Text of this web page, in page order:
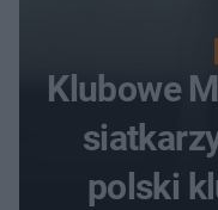
Klubowe
polski